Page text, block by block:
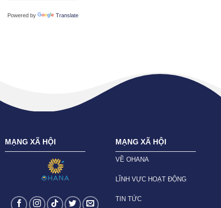
Powered by Translate
MẠNG XÃ HỘI MẠNG XÃ HỘI
VỀ OHANA
LĨNH VỰC HOẠT ĐỘNG
TIN TỨC